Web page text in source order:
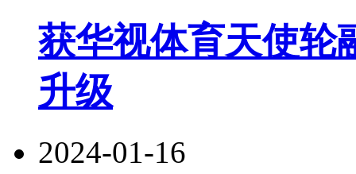
获华视体育天使轮
升级
2024-01-16